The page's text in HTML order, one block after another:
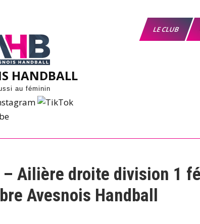
HANDBALL
au féminin
LE CLUB
Ailière droite division 1
Avesnois Handball